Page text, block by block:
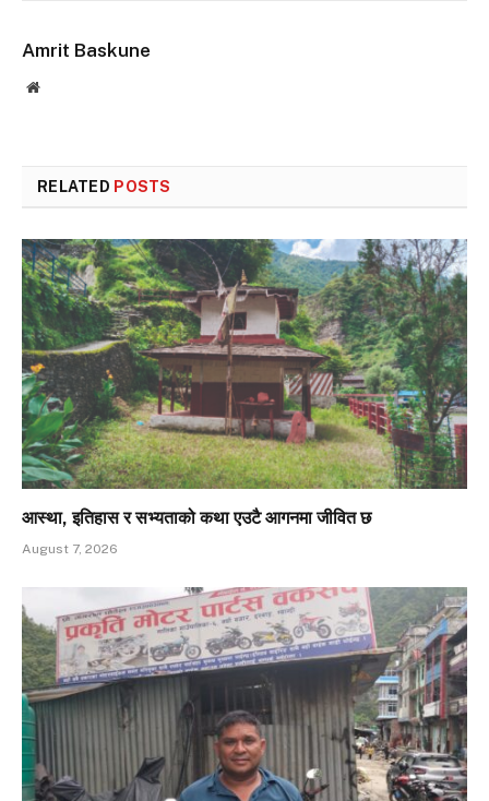
Amrit Baskune
Website
RELATED POSTS
आस्था, इतिहास र सभ्यताको कथा एउटै आगनमा जीवित छ
August 7, 2026